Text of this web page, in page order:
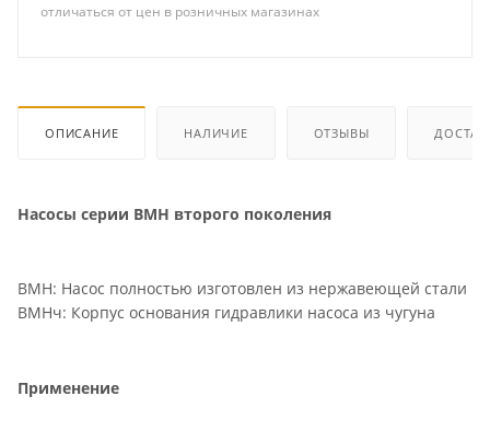
отличаться от цен в розничных магазинах
ОПИСАНИЕ НАЛИЧИЕ ОТЗЫВЫ
Насосы серии ВМН второго поколения
ВМН: Насос полностью изготовлен из нержавеющей стали
ВМНч: Корпус основания гидравлики насоса из чугуна
Применение